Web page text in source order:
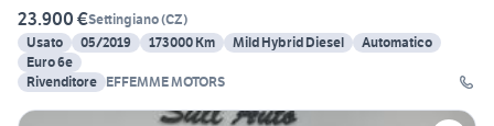
23.900 €Settingiano(CZ)
Usato
05/2019 173000 Km Mild Hybrid Diesel
Automatico
Euro 6e
Rivenditore EFFEMME MOTORS